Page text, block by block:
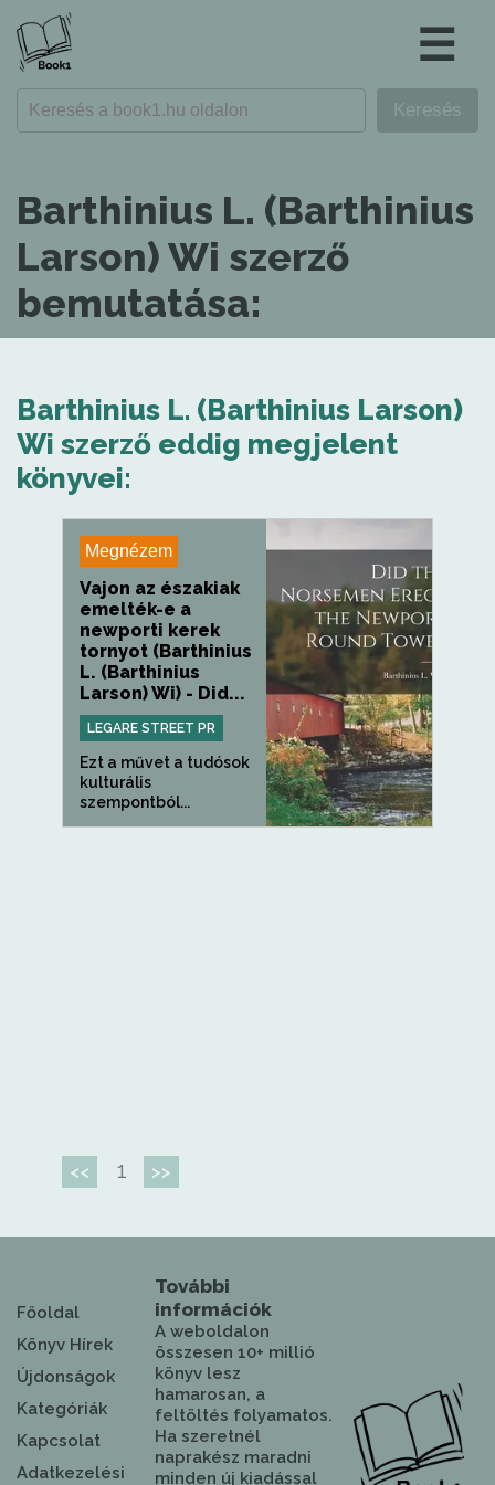
☰
Barthinius L. (Barthinius
Larson) Wi szerző
bemutatása:
Barthinius L. (Barthinius Larson)
Wi szerző eddig megjelent
könyvei:
Megnézem
Vajon az északiak
emelték-e a
newporti kerek
tornyot (Barthinius
L. (Barthinius
Larson) Wi) - Did...
LEGARE STREET PR
Ezt a művet a tudósok
kulturális
szempontból...
<< 1 >>
Főoldal
Könyv Hírek
Újdonságok
Kategóriák
Kapcsolat
Adatkezelési
További
információk
A weboldalon
összesen 10+ millió
könyv lesz
hamarosan, a
feltöltés folyamatos.
Ha szeretnél
naprakész maradni
minden új kiadással